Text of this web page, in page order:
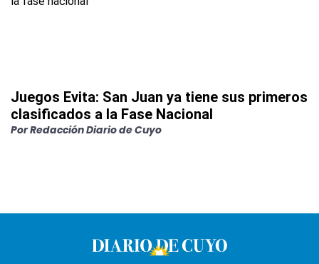
Juegos Evita: San Juan ya tiene sus primeros
clasificados a la Fase Nacional
PorRedacción Diario de Cuyo